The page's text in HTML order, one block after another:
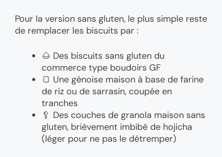
Pour la version sans gluten, le plus simple reste
de remplacer les biscuits par :
🌰 Des biscuits sans gluten du
commerce type boudoirs GF
🍞 Une génoise maison à base de farine
de riz ou de sarrasin, coupée en
tranches
🥄 Des couches de granola maison sans
gluten, brièvement imbibé de hojicha
(léger pour ne pas le détremper)